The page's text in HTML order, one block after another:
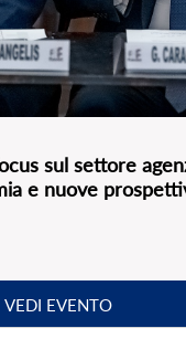
sul settore